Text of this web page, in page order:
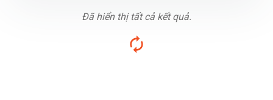
Đã hiển thị tất cả kết quả.